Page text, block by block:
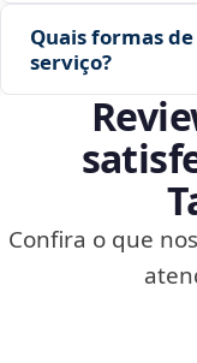
Quais formas
serviço?
Confira o que